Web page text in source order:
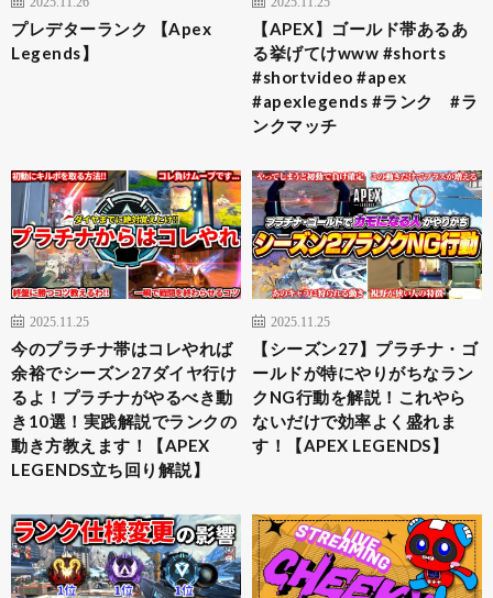
プレデターランク 【Apex
Legends】
【APEX】ゴールド帯あるあ
る挙げてけwww #shorts
#shortvideo #apex
#apexlegends #ランク #ラ
ンクマッチ
2025.11.25
今のプラチナ帯はコレやれば
余裕でシーズン27ダイヤ行け
るよ！プラチナがやるべき動
き10選！実践解説でランクの
動き方教えます！【APEX
LEGENDS立ち回り解説】
2025.11.25
【シーズン27】プラチナ・ゴ
ールドが特にやりがちなラン
クNG行動を解説！これやら
ないだけで効率よく盛れま
す！【APEX LEGENDS】